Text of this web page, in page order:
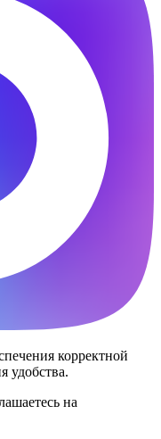
корректной
удобства.
на